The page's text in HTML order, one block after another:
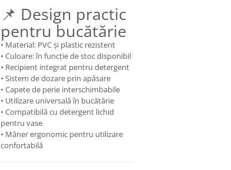
📌 Design practic
pentru bucătărie
• Material: PVC și plastic rezistent
• Culoare: în funcție de stoc disponibil
• Recipient integrat pentru detergent
• Sistem de dozare prin apăsare
• Capete de perie interschimbabile
• Utilizare universală în bucătărie
• Compatibilă cu detergent lichid
pentru vase
• Mâner ergonomic pentru utilizare
confortabilă